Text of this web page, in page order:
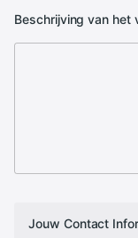
Beschrijving van het
Jouw Contact